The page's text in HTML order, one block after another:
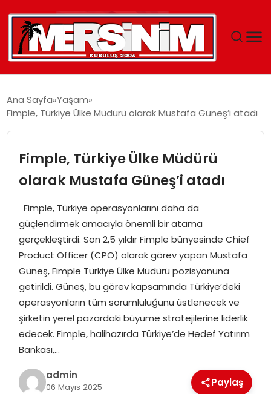
YAŞAM
GÜNCEL
SAĞLIK
EĞITIM
SPOR
EKONOMI
MAGAZIN
DÜNYA
OTOMOBIL
Ana Sayfa Yaşam
Fimple, Türkiye Ülke Müdürü olarak Mustafa Güneş’i atadı
Fimple, Türkiye Ülke Müdürü
olarak Mustafa Güneş’i atadı
Fimple, Türkiye operasyonlarını daha da
güçlendirmek amacıyla önemli bir atama
gerçekleştirdi. Son 2,5 yıldır Fimple bünyesinde Chief
Product Officer (CPO) olarak görev yapan Mustafa
Güneş, Fimple Türkiye Ülke Müdürü pozisyonuna
getirildi. Güneş, bu görev kapsamında Türkiye’deki
operasyonların tüm sorumluluğunu üstlenecek ve
şirketin yerel pazardaki büyüme stratejilerine liderlik
edecek. Fimple, halihazırda Türkiye’de Hedef Yatırım
Bankası,…
admin
06 Mayıs 2025 Paylaş